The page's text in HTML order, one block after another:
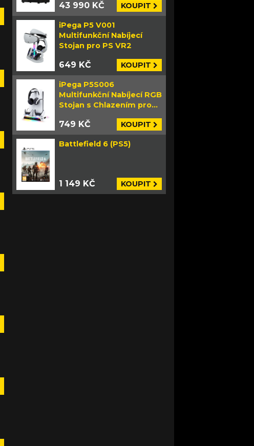
43 990 KČ KOUPIT
iPega P5 V001
Multifunkční Nabíjecí
Stojan pro PS VR2
649 KČ KOUPIT
iPega P5S006
Multifunkční Nabíjecí RGB
Stojan s Chlazením pro
749 KČ KOUPIT
Battlefield 6 (PS5)
1 149 KČ KOUPIT